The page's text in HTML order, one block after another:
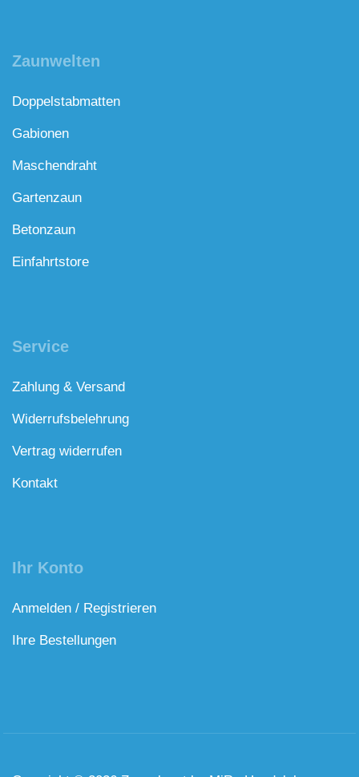
Zaunwelten
Doppelstabmatten
Gabionen
Maschendraht
Gartenzaun
Betonzaun
Einfahrtstore
Service
Zahlung & Versand
Widerrufsbelehrung
Vertrag widerrufen
Kontakt
Ihr Konto
Anmelden / Registrieren
Ihre Bestellungen